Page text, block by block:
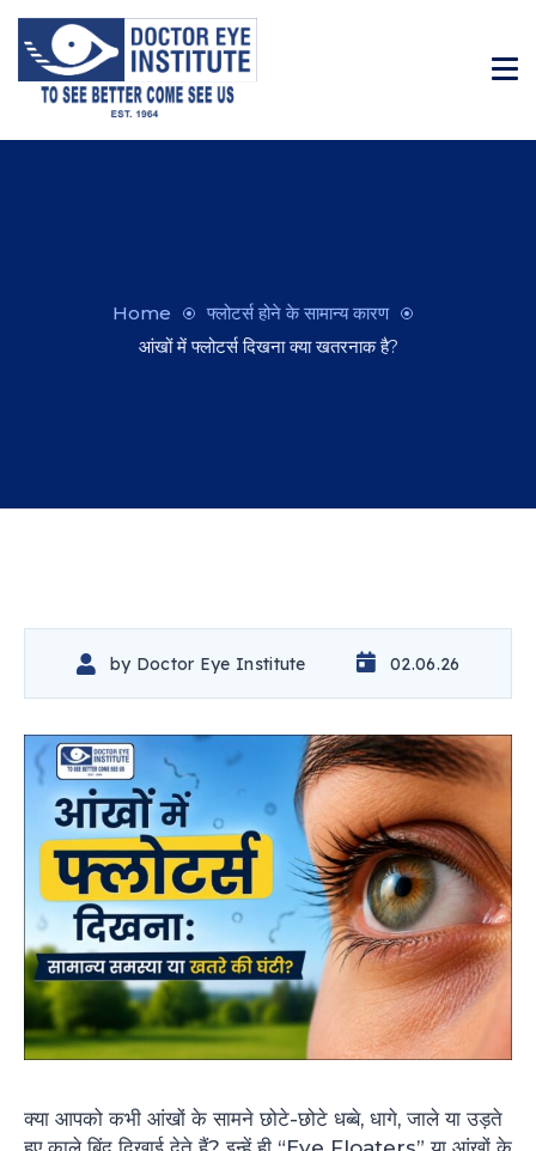
Home
फ्लोटर्स होने के सामान्य कारण
आंखों में फ्लोटर्स दिखना क्या खतरनाक है?
by Doctor Eye Institute 02.06.26
क्या आपको कभी आंखों के सामने छोटे-छोटे धब्बे, धागे, जाले या उड़ते